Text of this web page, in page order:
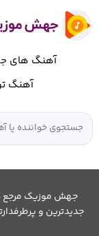
آهنگ های
آهنگ
جهش موزیک مرجع
جدیدترین و